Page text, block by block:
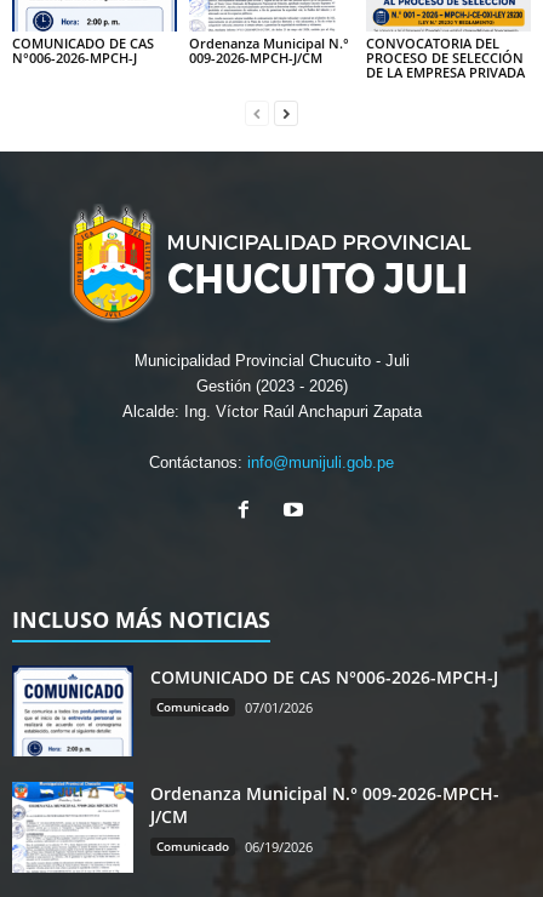
COMUNICADO DE CAS
N°006-2026-MPCH-J
Ordenanza Municipal N.°
009-2026-MPCH-J/CM
CONVOCATORIA DEL
PROCESO DE SELECCIÓN
DE LA EMPRESA PRIVADA
Municipalidad Provincial Chucuito - Juli
Gestión (2023 - 2026)
Alcalde: Ing. Víctor Raúl Anchapuri Zapata
Contáctanos: info@munijuli.gob.pe
INCLUSO MÁS NOTICIAS
COMUNICADO DE CAS N°006-2026-MPCH-J
Comunicado 07/01/2026
Ordenanza Municipal N.° 009-2026-MPCH-
J/CM
Comunicado 06/19/2026